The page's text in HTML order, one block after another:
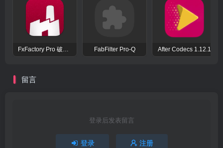
FxFactory Pro 破解版 视觉效果插件工具包 FabFilter Pro-Q After Codecs 1.12.1
留言
登录后发表留言
登录 注册